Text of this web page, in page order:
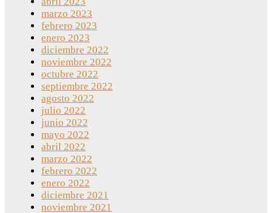
marzo 2023
febrero 2023
enero 2023
diciembre 2022
noviembre 2022
octubre 2022
septiembre 2022
agosto 2022
julio 2022
junio 2022
mayo 2022
abril 2022
marzo 2022
febrero 2022
enero 2022
diciembre 2021
noviembre 2021